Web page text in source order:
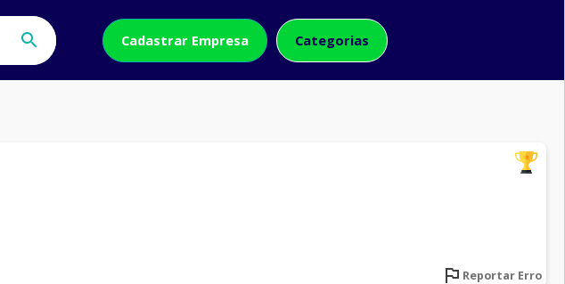
Cadastrar Empresa Categorias
Reportar Erro